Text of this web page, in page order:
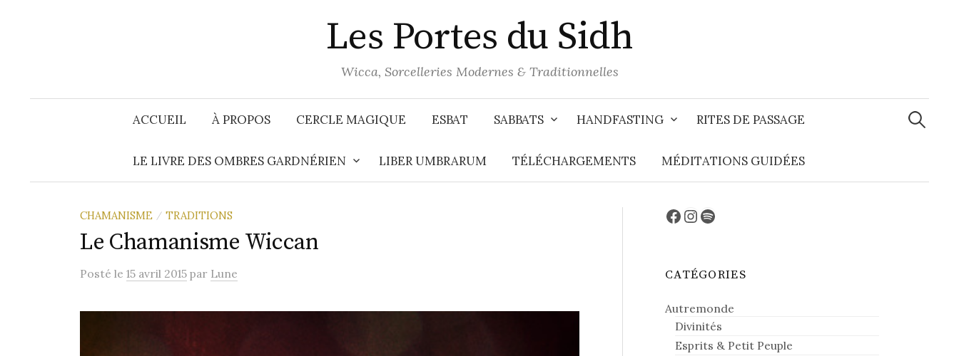
Les Portes du Sidh
Wicca, Sorcelleries Modernes & Traditionnelles
ACCUEIL À PROPOS CERCLE MAGIQUE ESBAT SABBATS HANDFASTING RITES DE PASSAGE
LE LIVRE DES OMBRES GARDNÉRIEN LIBER UMBRARUM TÉLÉCHARGEMENTS MÉDITATIONS GUIDÉES
CHAMANISME / TRADITIONS
Le Chamanisme Wiccan
Posté le 15 avril 2015 par Lune
Facebook
Instagram
Spotify
CATÉGORIES
Autremonde
Divinités
Esprits & Petit Peuple